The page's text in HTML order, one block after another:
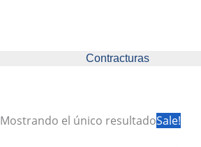
Contracturas
Mostrando el único resultadoSale!